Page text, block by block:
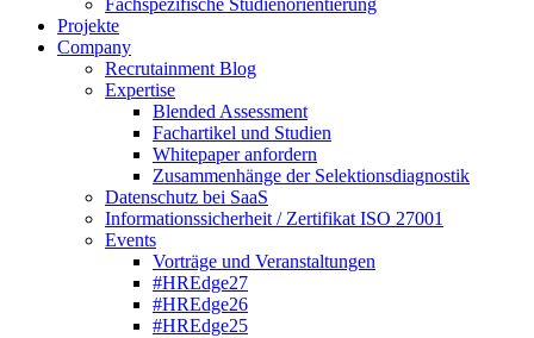
Fachspezifische Studienorientierung
Projekte
Company
Recrutainment Blog
Expertise
Blended Assessment
Fachartikel und Studien
Whitepaper anfordern
Zusammenhänge der Selektionsdiagnostik
Datenschutz bei SaaS
Informationssicherheit / Zertifikat ISO 27001
Events
Vorträge und Veranstaltungen
#HREdge27
#HREdge26
#HREdge25